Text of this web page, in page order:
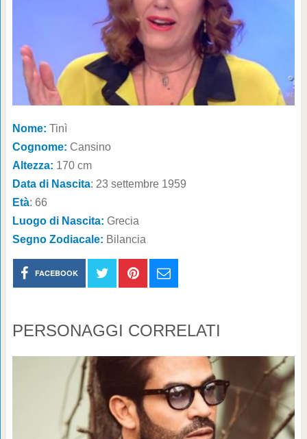
Nome: Tinì
Cognome: Cansino
Altezza: 170 cm
Data di Nascita: 23 settembre 1959
Età: 66
Luogo di Nascita: Grecia
Segno Zodiacale: Bilancia
FACEBOOK
PERSONAGGI CORRELATI